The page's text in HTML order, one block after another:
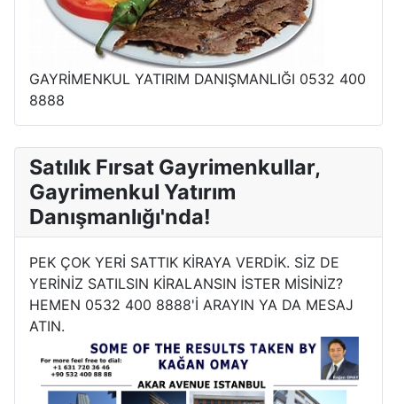
GAYRİMENKUL YATIRIM DANIŞMANLIĞI 0532 400
8888
Satılık Fırsat Gayrimenkullar,
Gayrimenkul Yatırım
Danışmanlığı'nda!
PEK ÇOK YERİ SATTIK KİRAYA VERDİK. SİZ DE
YERİNİZ SATILSIN KİRALANSIN İSTER MİSİNİZ?
HEMEN 0532 400 8888'İ ARAYIN YA DA MESAJ
ATIN.